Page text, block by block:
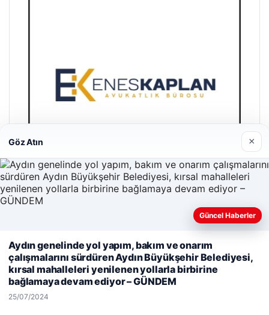
Web sitemizi nasıl kullandığınızı daha iyi anlayabilmek,
deneyiminizi kişiselleştirmek ve geliştirmek amacıyla çerezler
kullanıyoruz.Çerez Politikamız
Reddet Kabul Et
Göz Atın ×
Güncel Haberler
Aydın genelinde yol yapım, bakım ve onarım
çalışmalarını sürdüren Aydın Büyükşehir Belediyesi,
kırsal mahalleleri yenilenen yollarla birbirine
bağlamaya devam ediyor – GÜNDEM
25/07/2024